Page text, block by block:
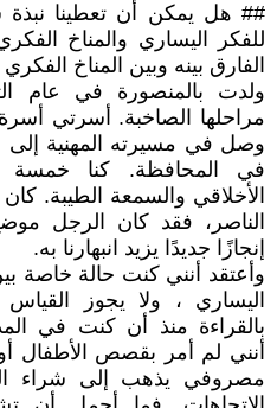
## هل يمكن أن تعطينا
للفكر اليساري والمناخ
الفارق بينه وبين المناخ
مراحلها الصاخبة. أسرتي
وصل في مسيرته المهنية إلى
في المحافظة. كنا خمسة
الأخلاقي والسمعة الطيبة.
الناصر، فقد كان الرجل
إنجازًا جديدًا يزيد انبهارنا به.
وأعتقد أنني كنت حالة خاصة
اليساري ، ولا يجوز
بالقراءة منذ أن كنت في
أنني لم أمر بقصص الأطفال
مصروفي يذهب إلى شراء